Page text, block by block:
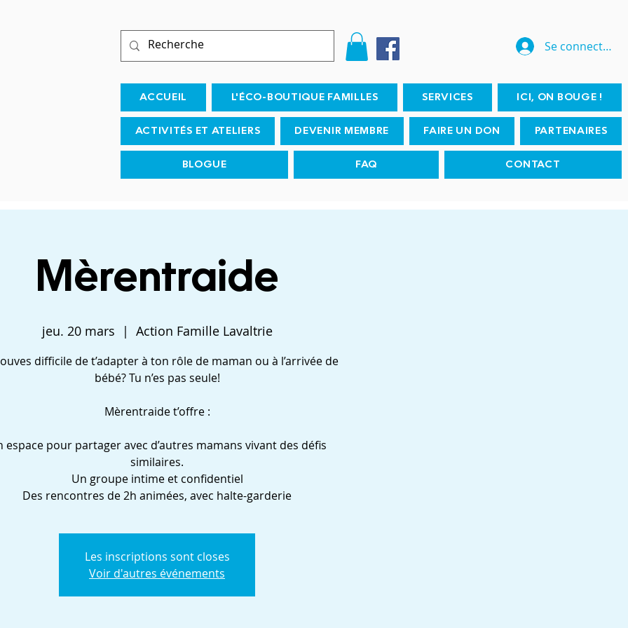
Se connecter
ACCUEIL L'ÉCO-BOUTIQUE FAMILLES SERVICES ICI, ON BOUGE !
ACTIVITÉS ET ATELIERS DEVENIR MEMBRE FAIRE UN DON PARTENAIRES
BLOGUE FAQ CONTACT
Mèrentraide
jeu. 20 mars
  |
Action Famille Lavaltrie
difficile de t’adapter à ton rôle de maman ou à l’arrivée de
bébé? Tu n’es pas seule!
Mèrentraide t’offre :
espace pour partager avec d’autres mamans vivant des défis
similaires.
Un groupe intime et confidentiel
Des rencontres de 2h animées, avec halte-garderie
Les inscriptions sont closes
Voir d'autres événements